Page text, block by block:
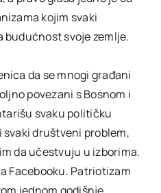
kojim svaki
svoje zemlje.
da se mnogi građani
povezani s Bosnom i
svaku političku
društveni problem,
da učestvuju u izborima.
Facebooku. Patriotizam